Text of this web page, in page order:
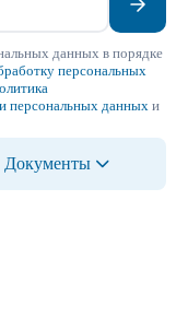
данных в порядке
персональных
персональных данных и
Документы